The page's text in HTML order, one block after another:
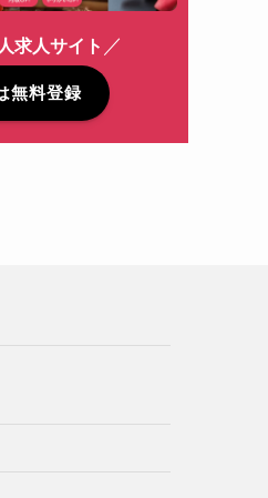
求人サイト ／
無料登録